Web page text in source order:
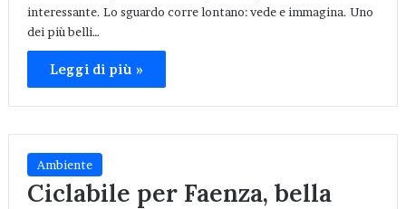
interessante. Lo sguardo corre lontano: vede e immagina. Uno
dei più belli…
Leggi di più »
Ambiente
Ciclabile per Faenza, bella